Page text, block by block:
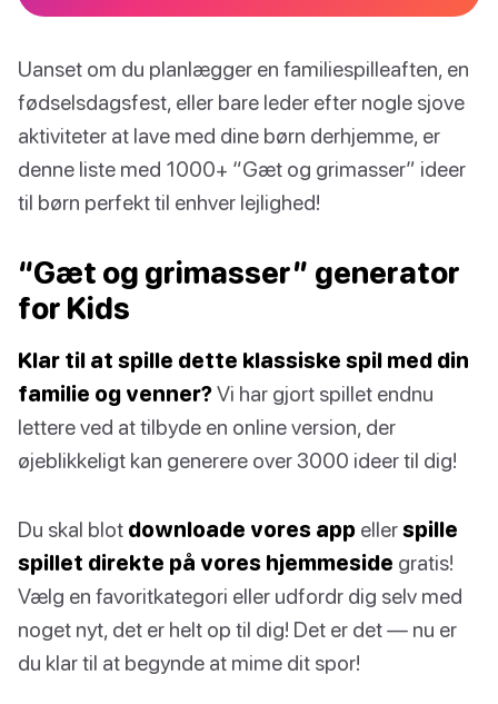
Uanset om du planlægger en familiespilleaften, en
fødselsdagsfest, eller bare leder efter nogle sjove
aktiviteter at lave med dine børn derhjemme, er
denne liste med 1000+ “Gæt og grimasser” ideer
til børn perfekt til enhver lejlighed!
“Gæt og grimasser” generator
for Kids
Klar til at spille dette klassiske spil med din
familie og venner?Vi har gjort spillet endnu
lettere ved at tilbyde en online version, der
øjeblikkeligt kan generere over 3000 ideer til dig!
Du skal blot downloade vores app ellerspille
spillet direkte på vores hjemmeside gratis!
Vælg en favoritkategori eller udfordr dig selv med
noget nyt, det er helt op til dig! Det er det — nu er
du klar til at begynde at mime dit spor!